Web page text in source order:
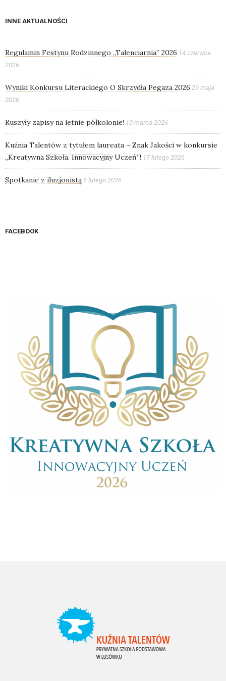
INNE AKTUALNOŚCI
Regulamin Festynu Rodzinnego „Talenciarnia” 2026 14 czerwca
2026
Wyniki Konkursu Literackiego O Skrzydła Pegaza 2026 29 maja
2026
Ruszyły zapisy na letnie półkolonie! 10 marca 2026
Kuźnia Talentów z tytułem laureata – Znak Jakości w konkursie
„Kreatywna Szkoła. Innowacyjny Uczeń”! 17 lutego 2026
Spotkanie z iluzjonistą 6 lutego 2026
FACEBOOK